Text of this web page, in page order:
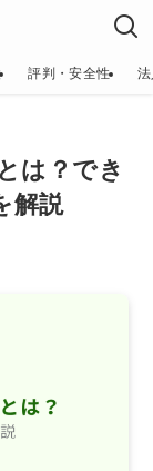
評判・安全性
は？でき
解説